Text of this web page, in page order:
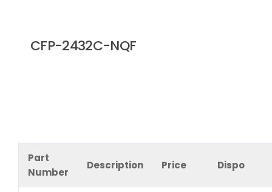
CFP-2432C-NQF
Part
Number
Description Price Dispo